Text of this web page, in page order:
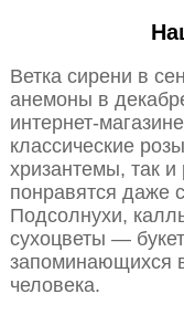
Ветка сирени в
анемоны в
интернет-
классические
хризантемы, так и
понравятся даже
Подсолнухи,
сухоцветы —
запоминающихся
человека.